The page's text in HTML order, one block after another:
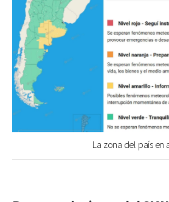
La zona del país en